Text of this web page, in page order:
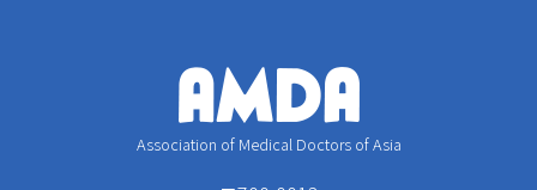
Association of Medical Doctors of Asia